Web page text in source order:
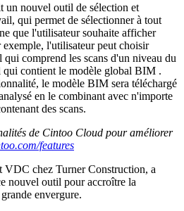
un nouvel outil de sélection et
qui permet de sélectionner à tout
que l'utilisateur souhaite afficher
l'utilisateur peut choisir
comprend les scans d'un niveau du
qui contient le modèle global BIM .
le modèle BIM sera téléchargé
en le combinant avec n'importe
des scans.
de Cintoo Cloud pour améliorer
features
chez Turner Construction, a
nouvel outil pour accroître la
envergure.